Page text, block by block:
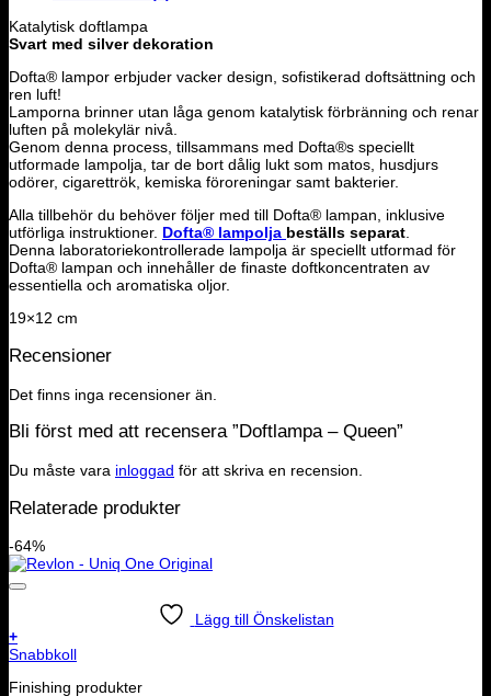
Katalytisk doftlampa
Svart med silver dekoration
Dofta® lampor erbjuder vacker design, sofistikerad doftsättning och
ren luft!
Lamporna brinner utan låga genom katalytisk förbränning och renar
luften på molekylär nivå.
Genom denna process, tillsammans med Dofta®s speciellt
utformade lampolja, tar de bort dålig lukt som matos, husdjurs
odörer, cigarettrök, kemiska föroreningar samt bakterier.
Alla tillbehör du behöver följer med till Dofta® lampan, inklusive
utförliga instruktioner. Dofta® lampolja beställs separat
Denna laboratoriekontrollerade lampolja är speciellt utformad för
Dofta® lampan och innehåller de finaste doftkoncentraten av
essentiella och aromatiska oljor.
19×12 cm
Recensioner
Det finns inga recensioner än.
Bli först med att recensera ”Doftlampa – Queen”
Du måste vara inloggad för att skriva en recension.
Relaterade produkter
-64%
Lägg till Önskelistan
+
Snabbkoll
Finishing produkter